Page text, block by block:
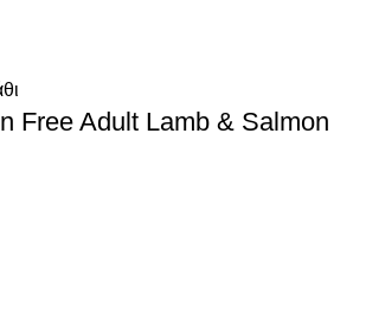
Free Adult Lamb & Salmon